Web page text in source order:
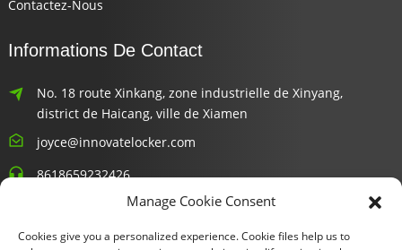
Contactez-Nous
Informations De Contact
No. 18 route Xinkang, zone industrielle de Xinyang,
district de Haicang, ville de Xiamen
joyce@innovatelocker.com
8618659232426
Manage Cookie Consent
Cookies give you a personalized experience. Cookie files help us to